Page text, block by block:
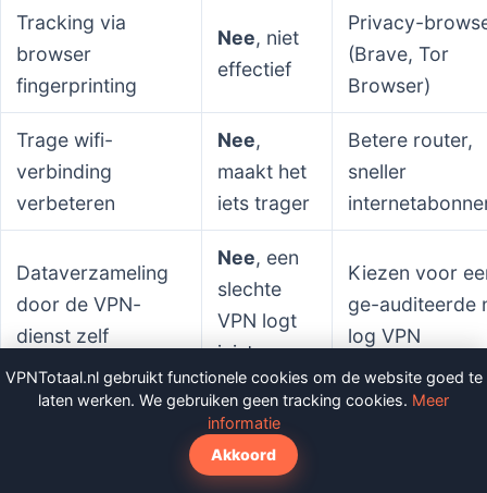
Tracking via
browser
fingerprinting
Nee, niet
effectief
Privacy-
(Brave, Tor
Browser)
Trage wifi-
verbinding
verbeteren
Nee,
maakt het
iets trager
Betere router,
sneller
Dataverzameling
door de VPN-
dienst zelf
Nee, een
slechte
VPN logt
juist
Kiezen voor
ge-auditeerde
log VPN
Kortom, het begrijpen van wat een VPN niet doet, is
net zo belangrijk als weten wat het wel doet. Het is
geen magische onzichtbaarheidsmantel, maar een
VPNTotaal.nl gebruikt functionele cookies om de website goed te
laten werken. We gebruiken geen tracking cookies. Meer
informatie
Akkoord